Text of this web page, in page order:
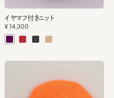
イヤマフ付きニット
¥14,300